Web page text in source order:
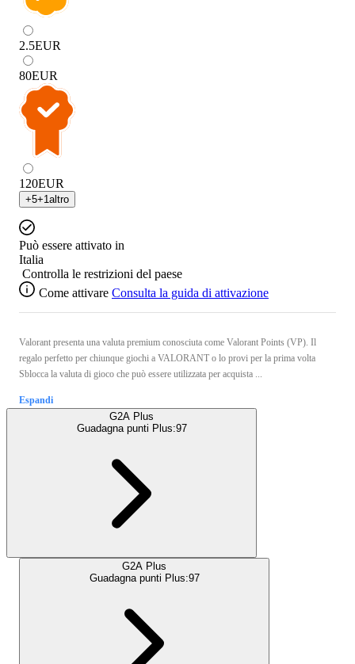
2.5EUR
80EUR
120EUR
+5+1altro
Può essere attivato in
Italia
Controlla le restrizioni del paese
Come attivare Consulta la guida di attivazione
Valorant presenta una valuta premium conosciuta come Valorant Points (VP). Il
regalo perfetto per chiunque giochi a VALORANT o lo provi per la prima volta
Sblocca la valuta di gioco che può essere utilizzata per acquista ...
Espandi
G2A Plus
Guadagna punti Plus:97
G2A Plus
Guadagna punti Plus:97